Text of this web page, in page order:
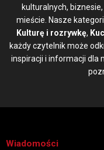
kulturalnych,
mieście. Nasze
Kulturę i rozrywkę,
każdy czytelnik może
inspiracji i informacji dla
Wiadomości